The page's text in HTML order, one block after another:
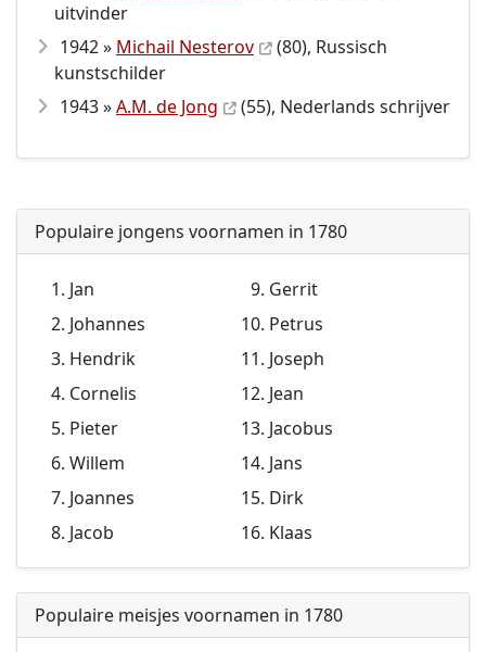
uitvinder
1942 » Michail Nesterov
(80), Russisch
kunstschilder
1943 »A.M. de Jong (55), Nederlands schrijver
Populaire jongens voornamen in 1780
Jan
Johannes
Hendrik
Cornelis
Pieter
Willem
Joannes
Jacob
Gerrit
Petrus
Joseph
Jean
Jacobus
Jans
Dirk
Klaas
Populaire meisjes voornamen in 1780